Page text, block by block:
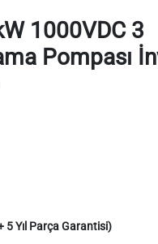
1000VDC 3
Pompası
5 Yıl Parça Garantisi)